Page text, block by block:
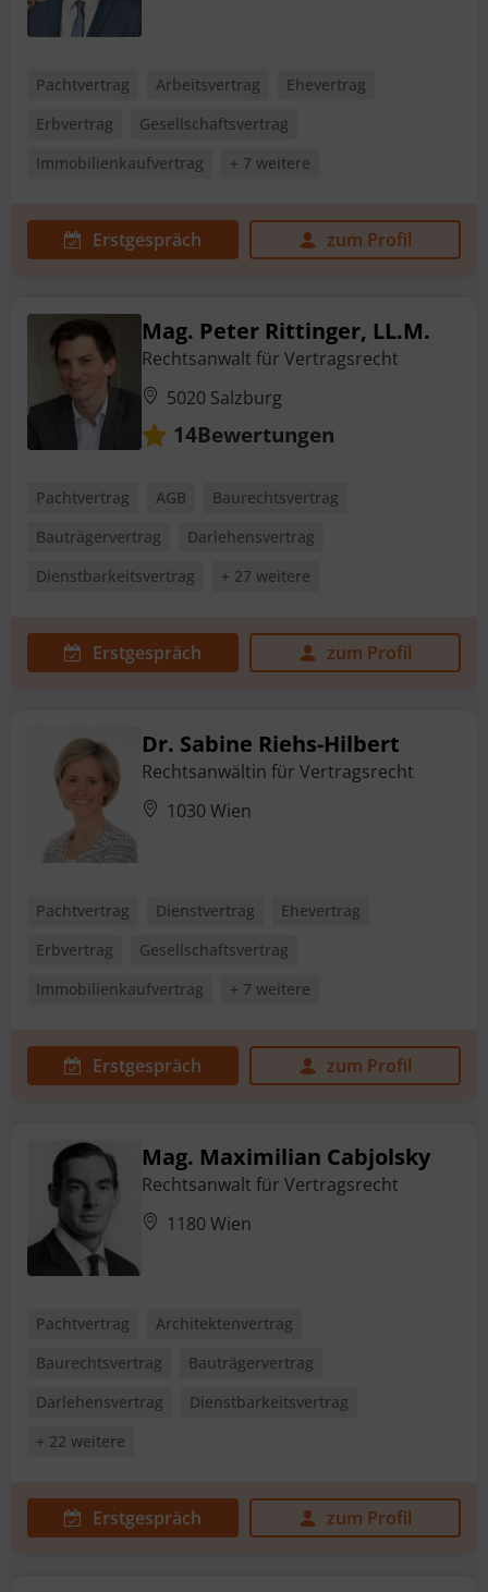
Pachtvertrag Arbeitsvertrag
Ehevertrag
Erbvertrag
Gesellschaftsvertrag
Immobilienkaufvertrag
+ 7 weitere
Erstgespräch zum Profil
Mag. Peter Rittinger, LL.M.
Rechtsanwalt für Vertragsrecht
5020 Salzburg
14Bewertungen
Pachtvertrag AGB
Baurechtsvertrag
Bauträgervertrag
Darlehensvertrag
Dienstbarkeitsvertrag
+ 27 weitere
Erstgespräch zum Profil
Dr. Sabine Riehs-Hilbert
Rechtsanwältin für Vertragsrecht
1030 Wien
Pachtvertrag Dienstvertrag
Ehevertrag
Erbvertrag
Gesellschaftsvertrag
Immobilienkaufvertrag
+ 7 weitere
Erstgespräch zum Profil
Mag. Maximilian Cabjolsky
Rechtsanwalt für Vertragsrecht
1180 Wien
Pachtvertrag
Architektenvertrag
Baurechtsvertrag
Bauträgervertrag
Darlehensvertrag
Dienstbarkeitsvertrag
+ 22 weitere
Erstgespräch zum Profil